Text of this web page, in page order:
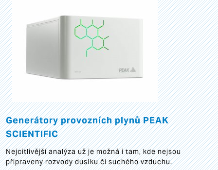
Generátory provozních plynů PEAK
SCIENTIFIC
Nejcitlivější analýza už je možná i tam, kde nejsou
připraveny rozvody dusíku či suchého vzduchu.